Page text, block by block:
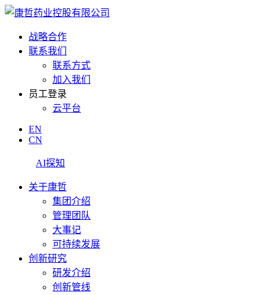
战略合作
联系我们
联系方式
加入我们
员工登录
云平台
EN
CN
AI探知
关于康哲
集团介绍
管理团队
大事记
可持续发展
创新研究
研发介绍
创新管线